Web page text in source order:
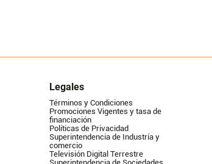
Legales
Términos y Condiciones
Promociones Vigentes y tasa de
financiación
Políticas de Privacidad
Superintendencia de Industría y
comercio
Televisión Digital Terrestre